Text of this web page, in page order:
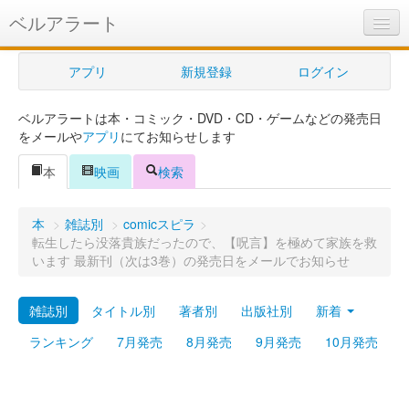
ベルアラート
ベルアラートとは
ヘルプ
新規登録
ログイン
購入管理
プレミアム
アプリ 新規登録 ログイン
ベルアラートは本・コミック・DVD・CD・ゲームなどの発売日
をメールやアプリ にてお知らせします
本
映画 検索
本 > 雑誌別 > comicスピラ >
転生したら没落貴族だったので、【呪言】を極めて家族を救
います 最新刊（次は3巻）の発売日をメールでお知らせ
雑誌別 タイトル別 著者別 出版社別
新着
ランキング
7月発売 8月発売 9月発売 10月発売